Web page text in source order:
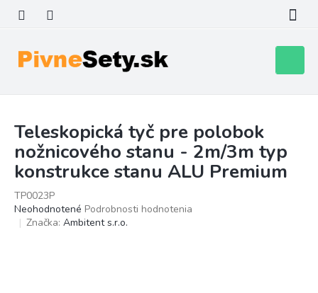
obsah
košík
Teleskopická tyč pre polobok
nožnicového stanu - 2m/3m typ
konstrukce stanu ALU Premium
TP0023P
Priemerné
hodnotenie
Neohodnotené Podrobnosti hodnotenia
Značka: Ambitent s.r.o.